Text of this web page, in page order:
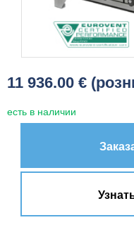
11 936.00 €
есть в наличии